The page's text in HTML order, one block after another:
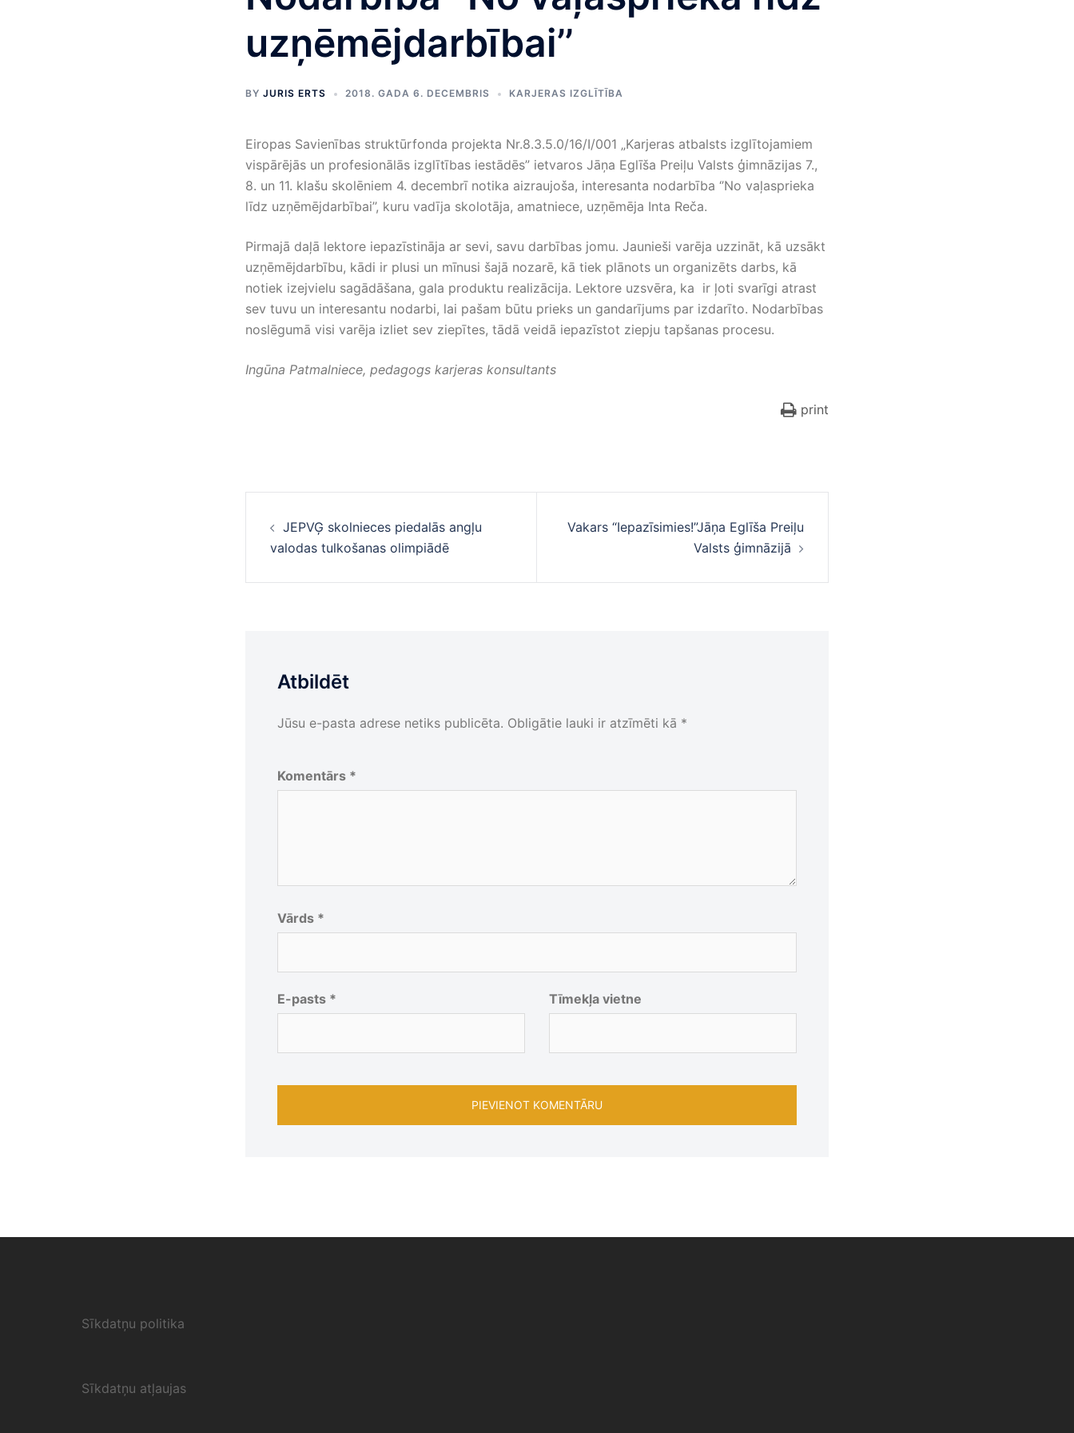
uzņēmējdarbībai’’
BY JURIS ERTS 2018. GADA 6. DECEMBRIS KARJERAS IZGLĪTĪBA
Eiropas Savienības struktūrfonda projekta Nr.8.3.5.0/16/I/001 „Karjeras atbalsts izglītojamiem
vispārējās un profesionālās izglītības iestādēs” ietvaros Jāņa Eglīša Preiļu Valsts ģimnāzijas 7.,
8. un 11. klašu skolēniem 4. decembrī notika aizraujoša, interesanta nodarbība ‘’No vaļasprieka
līdz uzņēmējdarbībai’’, kuru vadīja skolotāja, amatniece, uzņēmēja Inta Reča.
Pirmajā daļā lektore iepazīstināja ar sevi, savu darbības jomu. Jaunieši varēja uzzināt, kā uzsākt
uzņēmējdarbību, kādi ir plusi un mīnusi šajā nozarē, kā tiek plānots un organizēts darbs, kā
notiek izejvielu sagādāšana, gala produktu realizācija. Lektore uzsvēra, ka ir ļoti svarīgi atrast
sev tuvu un interesantu nodarbi, lai pašam būtu prieks un gandarījums par izdarīto. Nodarbības
noslēgumā visi varēja izliet sev ziepītes, tādā veidā iepazīstot ziepju tapšanas procesu.
Ingūna Patmalniece, pedagogs karjeras konsultants
print
navigācija
JEPVĢ skolnieces piedalās angļu
valodas tulkošanas olimpiādē
Vakars “Iepazīsimies!”Jāņa Eglīša Preiļu
Valsts ģimnāzijā
Atbildēt
Jūsu e-pasta adrese netiks publicēta. Obligātie lauki ir atzīmēti kā *
Komentārs *
Vārds *
E-pasts * Tīmekļa vietne
Sīkdatņu politika
Sīkdatņu atļaujas